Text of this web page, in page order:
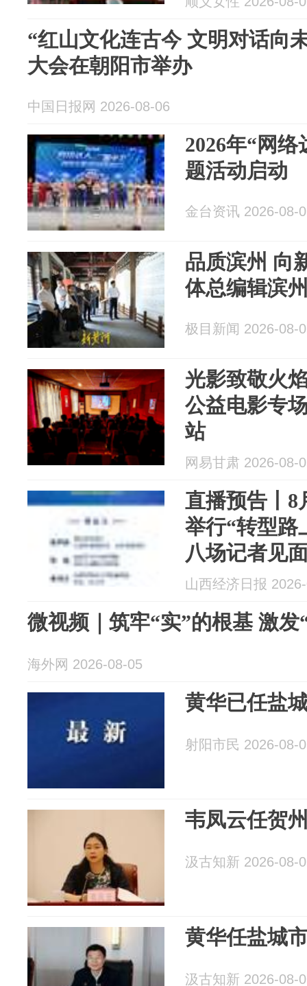
“红山文化连古今 文明对话向
大会在朝阳市举办
中国日报网 2026-08-06
2026年“网
题活动启动
金台资讯 2026-08-
品质滨州 向
体总编辑滨
极目新闻 2026-08-
光影致敬火
公益电影专
站
网易甘肃 2026-08-
直播预告丨8
举行“转型路
八场记者见
山西经济日报
微视频｜筑牢“实”的根基 激发
海外网 2026-08-05
黄华已任盐
射阳市民 2026-08-
韦凤云任贺
汲古知新 2026-08-
黄华任盐城
汲古知新 2026-08-